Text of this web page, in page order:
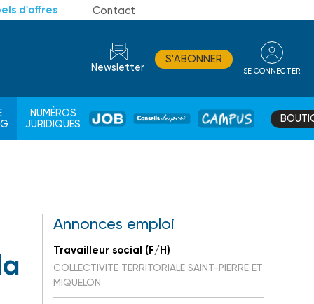
d'offres Contact
Newsletter
S'ABONNER
SE CONNECTER
NUMÉROS
JURIDIQUES
JOB
DE
CAMPUS
Annonces emploi
Travailleur social (F/H)
COLLECTIVITE TERRITORIALE SAINT-PIERRE ET
MIQUELON